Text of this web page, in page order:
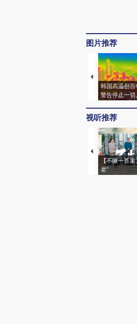
图片推荐
韩国高温创百
警告停止一
视听推荐
【不唯一答案
老”